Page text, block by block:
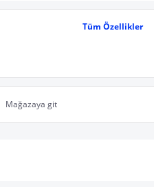
Tüm Özellikler
Mağazaya git